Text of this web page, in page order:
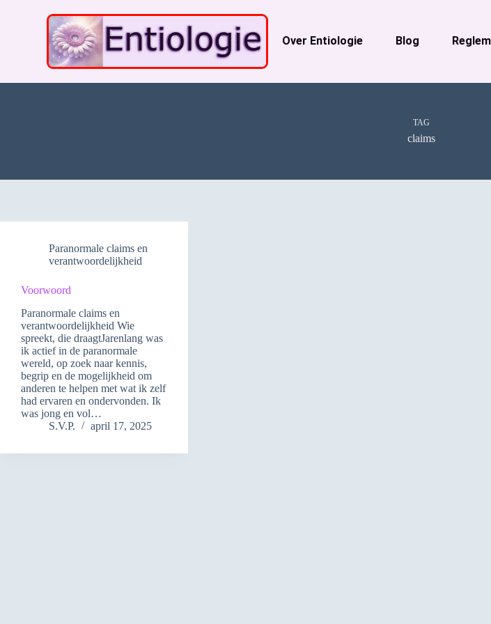
Over Entiologie Blog
TAG
claims
Paranormale claims en
verantwoordelijkheid
Voorwoord
Paranormale claims en
verantwoordelijkheid Wie
spreekt, die draagtJarenlang was
ik actief in de paranormale
wereld, op zoek naar kennis,
begrip en de mogelijkheid om
anderen te helpen met wat ik zelf
had ervaren en ondervonden. Ik
was jong en vol…
S.V.P.
april 17, 2025